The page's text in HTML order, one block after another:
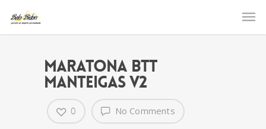
Maratona BTT
Manteigas V2
No Comments
0